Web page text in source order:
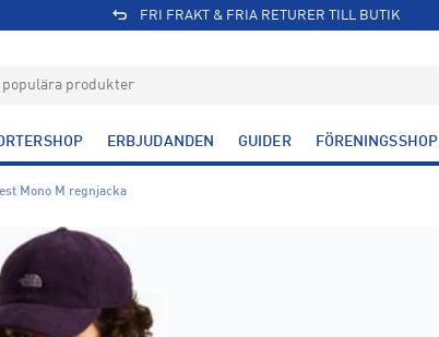
FRI FRAKT & FRIA RETURER TILL BUTIK
ERBJUDANDEN GUIDER FÖRENINGSSHOP
Mono M regnjacka